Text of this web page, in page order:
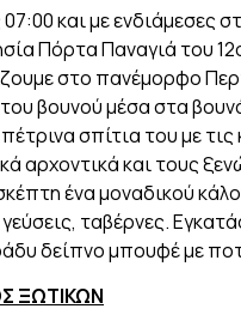
και με ενδιάμεσες
Πόρτα Παναγιά του
στο πανέμορφο
βουνού μέσα στα
σπίτια του με
αρχοντικά και τους
ένα μοναδικού
ταβέρνες.
δείπνο μπουφέ με
ΞΩΤΙΚΩΝ